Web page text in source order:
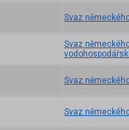
Svaz
Svaz
Svaz
Svaz